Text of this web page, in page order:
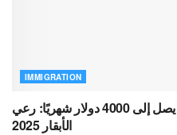
IMMIGRATION
فرصة عمل في أستراليا براتب يصل إلى 4000 دولار شهريًا: رعي
الأبقار 2025